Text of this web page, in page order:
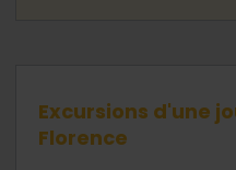
Excursions d'une
Florence